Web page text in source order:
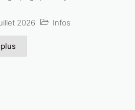
2026 Infos